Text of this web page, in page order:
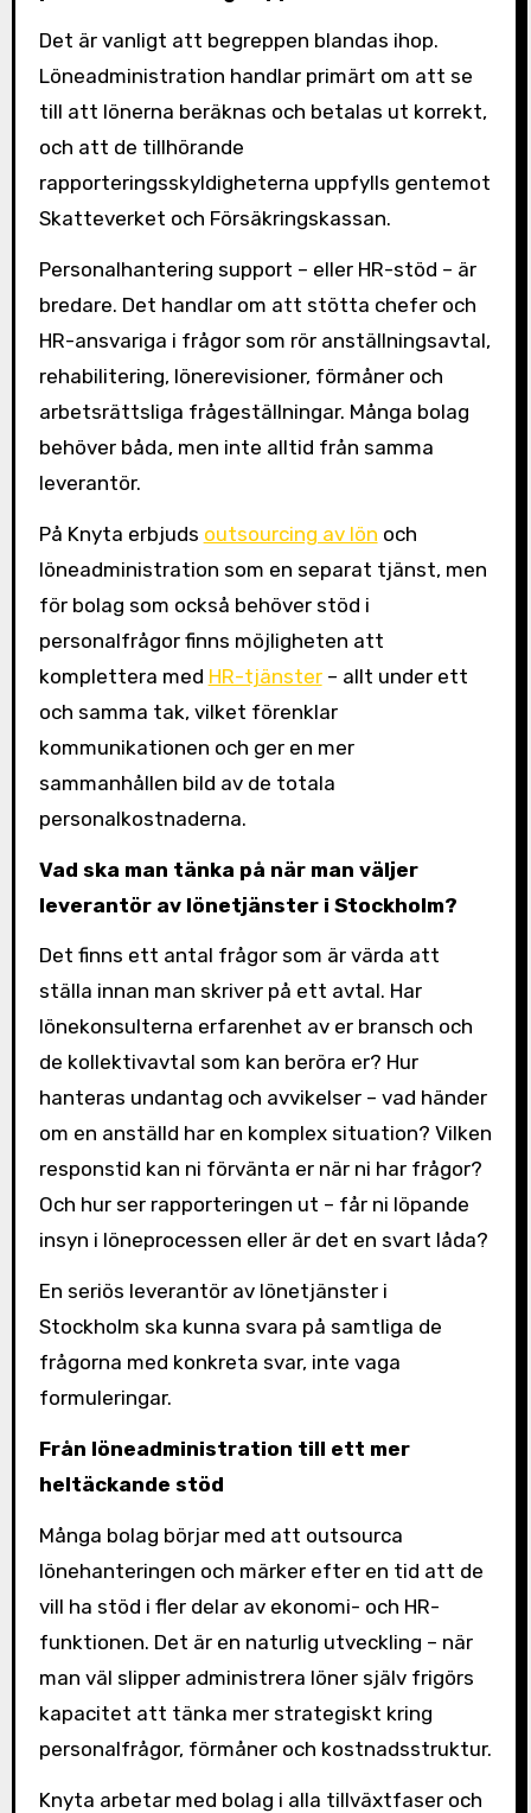
Det är vanligt att begreppen blandas ihop.
Löneadministration handlar primärt om att se
till att lönerna beräknas och betalas ut korrekt,
och att de tillhörande
rapporteringsskyldigheterna uppfylls gentemot
Skatteverket och Försäkringskassan.
Personalhantering support – eller HR-stöd – är
bredare. Det handlar om att stötta chefer och
HR-ansvariga i frågor som rör anställningsavtal,
rehabilitering, lönerevisioner, förmåner och
arbetsrättsliga frågeställningar. Många bolag
behöver båda, men inte alltid från samma
leverantör.
På Knyta erbjuds outsourcing av lön och
löneadministration som en separat tjänst, men
för bolag som också behöver stöd i
personalfrågor finns möjligheten att
komplettera med HR-tjänster– allt under ett
och samma tak, vilket förenklar
kommunikationen och ger en mer
sammanhållen bild av de totala
personalkostnaderna.
Vad ska man tänka på när man väljer
leverantör av lönetjänster i Stockholm?
Det finns ett antal frågor som är värda att
ställa innan man skriver på ett avtal. Har
lönekonsulterna erfarenhet av er bransch och
de kollektivavtal som kan beröra er? Hur
hanteras undantag och avvikelser – vad händer
om en anställd har en komplex situation? Vilken
responstid kan ni förvänta er när ni har frågor?
Och hur ser rapporteringen ut – får ni löpande
insyn i löneprocessen eller är det en svart låda?
En seriös leverantör av lönetjänster i
Stockholm ska kunna svara på samtliga de
frågorna med konkreta svar, inte vaga
formuleringar.
Från löneadministration till ett mer
heltäckande stöd
Många bolag börjar med att outsourca
lönehanteringen och märker efter en tid att de
vill ha stöd i fler delar av ekonomi- och HR-
funktionen. Det är en naturlig utveckling – när
man väl slipper administrera löner själv frigörs
kapacitet att tänka mer strategiskt kring
personalfrågor, förmåner och kostnadsstruktur.
Knyta arbetar med bolag i alla tillväxtfaser och